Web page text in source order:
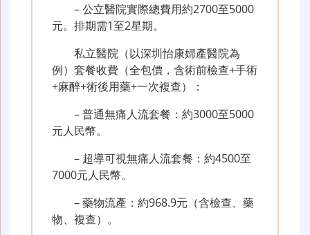
– 公立醫院實際總費用約2700至5000
元。排期需1至2星期。
私立醫院（以深圳怡康婦產醫院為
例）套餐收費（全包價，含術前檢查+手術
+麻醉+術後用藥+一次複查）：
– 普通無痛人流套餐：約3000至5000
元人民幣。
– 超導可視無痛人流套餐：約4500至
7000元人民幣。
– 藥物流產：約968.9元（含檢查、藥
物、複查）。